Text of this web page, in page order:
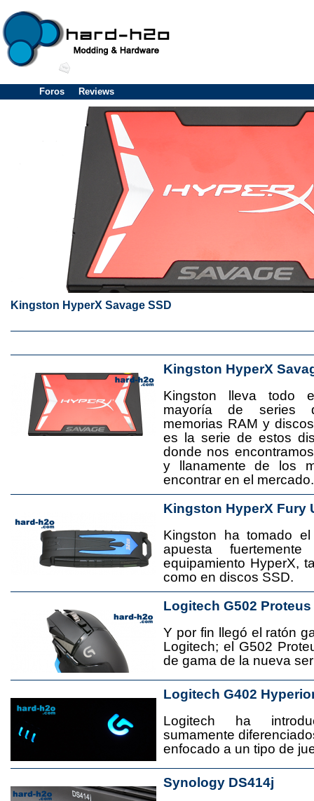
Foros Reviews
Kingston HyperX Savage SSD
Kingston HyperX
Kingston lleva todo
mayoría de series
memorias RAM y
es la serie de estos
donde nos
y llanamente de los
encontrar en el mercado.
Kingston HyperX Fury
Kingston ha tomado
apuesta
equipamiento HyperX,
como en discos SSD.
Logitech G502 Proteus
Y por fin llegó el ratón
Logitech; el G502
de gama de la nueva
Logitech G402
Logitech ha
sumamente
enfocado a un tipo de
Synology DS414j